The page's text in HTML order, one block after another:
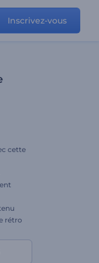
Inscrivez-vous
cette
rétro